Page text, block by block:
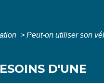
> Peut-on utiliser son
D'UNE